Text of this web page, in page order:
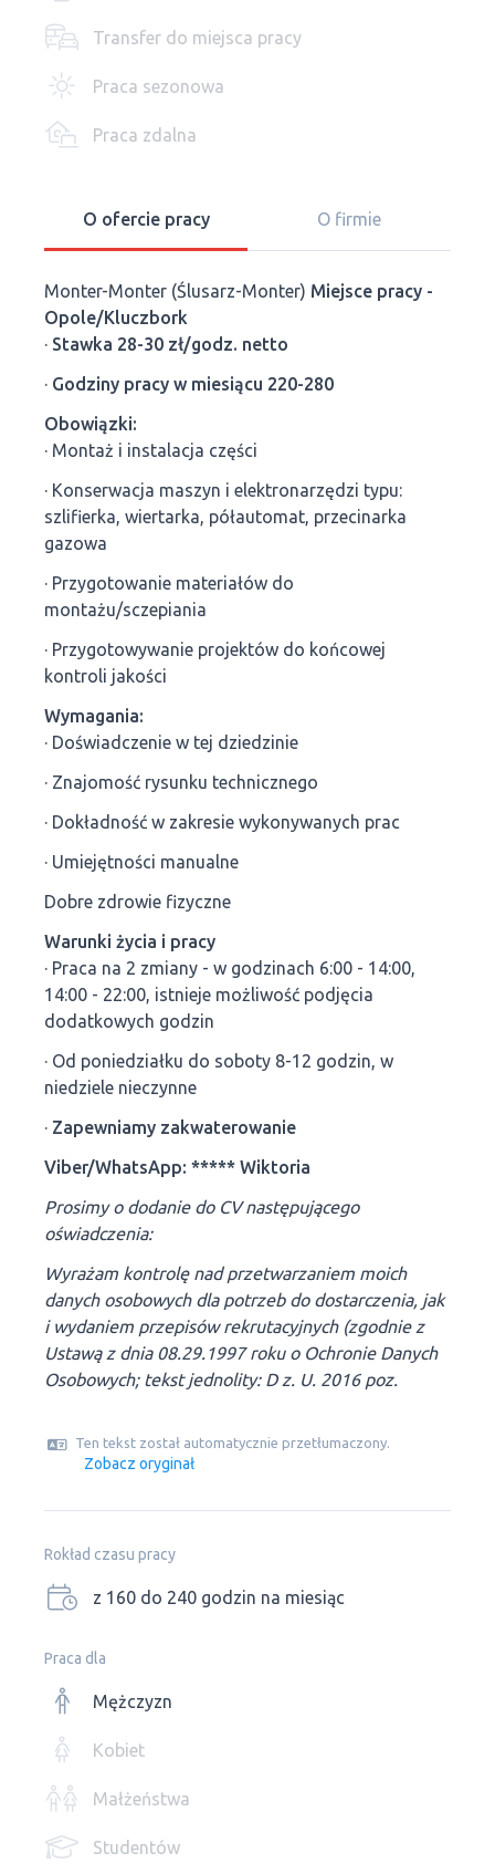
Transfer do miejsca pracy
Praca sezonowa
Praca zdalna
O ofercie pracy O firmie
Monter-Monter (Ślusarz-Monter) Miejsce pracy -
Opole/Kluczbork
· Stawka 28-30 zł/godz. netto
· Godziny pracy w miesiącu 220-280
Obowiązki:
· Montaż i instalacja części
· Konserwacja maszyn i elektronarzędzi typu:
szlifierka, wiertarka, półautomat, przecinarka
gazowa
· Przygotowanie materiałów do
montażu/sczepiania
· Przygotowywanie projektów do końcowej
kontroli jakości
Wymagania:
· Doświadczenie w tej dziedzinie
· Znajomość rysunku technicznego
· Dokładność w zakresie wykonywanych prac
· Umiejętności manualne
Dobre zdrowie fizyczne
Warunki życia i pracy
· Praca na 2 zmiany - w godzinach 6:00 - 14:00,
14:00 - 22:00, istnieje możliwość podjęcia
dodatkowych godzin
· Od poniedziałku do soboty 8-12 godzin, w
niedziele nieczynne
· Zapewniamy zakwaterowanie
Viber/WhatsApp: ***** Wiktoria
Prosimy o dodanie do CV następującego
oświadczenia:
Wyrażam kontrolę nad przetwarzaniem moich
danych osobowych dla potrzeb do dostarczenia, jak
i wydaniem przepisów rekrutacyjnych (zgodnie z
Ustawą z dnia 08.29.1997 roku o Ochronie Danych
Osobowych; tekst jednolity: D z. U. 2016 poz.
Ten tekst został automatycznie przetłumaczony.
Zobacz oryginał
Rokład czasu pracy
z 160 do 240 godzin na miesiąc
Praca dla
Mężczyzn
Kobiet
Małżeństwa
Studentów